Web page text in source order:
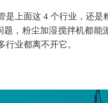
是上面这 4 个行业，还是
题，粉尘加湿搅拌机都能
行业都离不开它。